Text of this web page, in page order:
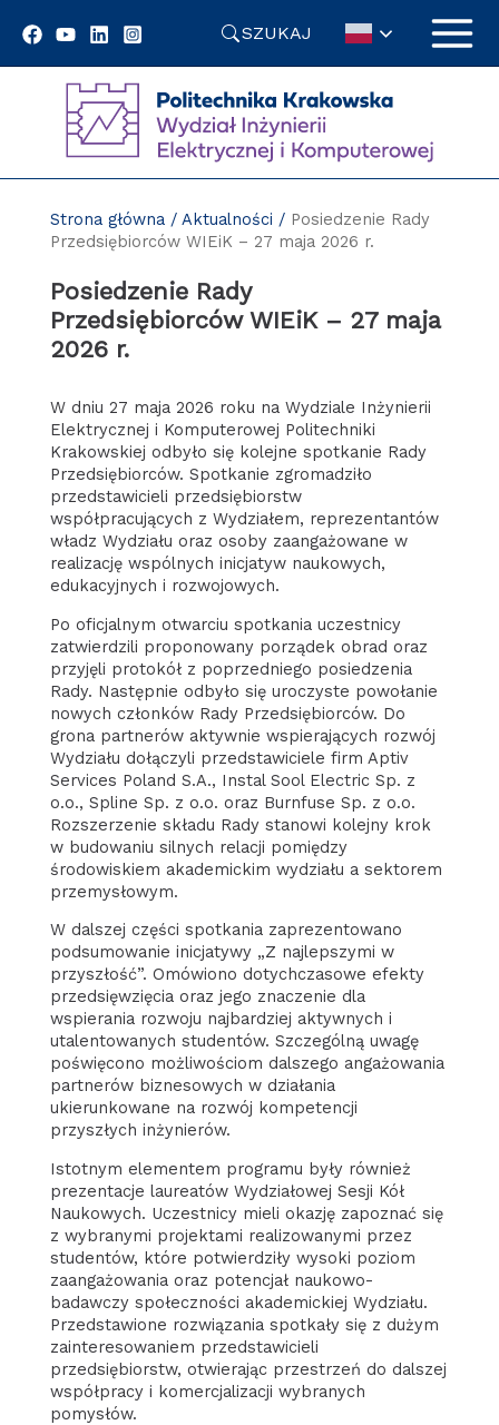
SZUKAJ
Strona główna/ Aktualności / Posiedzenie Rady
Przedsiębiorców WIEiK – 27 maja 2026 r.
Posiedzenie Rady
Przedsiębiorców WIEiK – 27 maja
2026 r.
W dniu 27 maja 2026 roku na Wydziale Inżynierii
Elektrycznej i Komputerowej Politechniki
Krakowskiej odbyło się kolejne spotkanie Rady
Przedsiębiorców. Spotkanie zgromadziło
przedstawicieli przedsiębiorstw
współpracujących z Wydziałem, reprezentantów
władz Wydziału oraz osoby zaangażowane w
realizację wspólnych inicjatyw naukowych,
edukacyjnych i rozwojowych.
Po oficjalnym otwarciu spotkania uczestnicy
zatwierdzili proponowany porządek obrad oraz
przyjęli protokół z poprzedniego posiedzenia
Rady. Następnie odbyło się uroczyste powołanie
nowych członków Rady Przedsiębiorców. Do
grona partnerów aktywnie wspierających rozwój
Wydziału dołączyli przedstawiciele firm Aptiv
Services Poland S.A., Instal Sool Electric Sp. z
o.o., Spline Sp. z o.o. oraz Burnfuse Sp. z o.o.
Rozszerzenie składu Rady stanowi kolejny krok
w budowaniu silnych relacji pomiędzy
środowiskiem akademickim wydziału a sektorem
przemysłowym.
W dalszej części spotkania zaprezentowano
podsumowanie inicjatywy „Z najlepszymi w
przyszłość”. Omówiono dotychczasowe efekty
przedsięwzięcia oraz jego znaczenie dla
wspierania rozwoju najbardziej aktywnych i
utalentowanych studentów. Szczególną uwagę
poświęcono możliwościom dalszego angażowania
partnerów biznesowych w działania
ukierunkowane na rozwój kompetencji
przyszłych inżynierów.
Istotnym elementem programu były również
prezentacje laureatów Wydziałowej Sesji Kół
Naukowych. Uczestnicy mieli okazję zapoznać się
z wybranymi projektami realizowanymi przez
studentów, które potwierdziły wysoki poziom
zaangażowania oraz potencjał naukowo-
badawczy społeczności akademickiej Wydziału.
Przedstawione rozwiązania spotkały się z dużym
zainteresowaniem przedstawicieli
przedsiębiorstw, otwierając przestrzeń do dalszej
współpracy i komercjalizacji wybranych
pomysłów.